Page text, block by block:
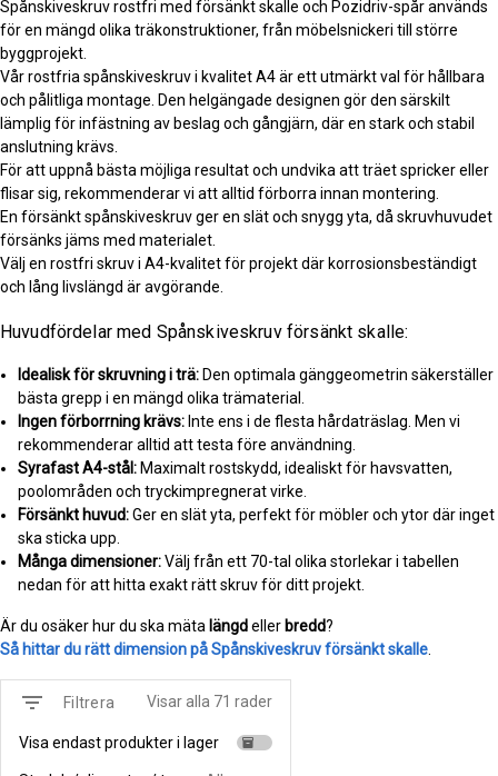
Spånskiveskruv rostfri med försänkt skalle och Pozidriv-spår används
för en mängd olika träkonstruktioner, från möbelsnickeri till större
byggprojekt.
Vår rostfria spånskiveskruv i kvalitet A4 är ett utmärkt val för hållbara
och pålitliga montage. Den helgängade designen gör den särskilt
lämplig för infästning av beslag och gångjärn, där en stark och stabil
anslutning krävs.
För att uppnå bästa möjliga resultat och undvika att träet spricker eller
flisar sig, rekommenderar vi att alltid förborra innan montering.
En försänkt spånskiveskruv ger en slät och snygg yta, då skruvhuvudet
försänks jäms med materialet.
Välj en rostfri skruv i A4-kvalitet för projekt där korrosionsbeständigt
och lång livslängd är avgörande.
Huvudfördelar med Spånskiveskruv försänkt skalle:
Idealisk för skruvning i trä: Den optimala gänggeometrin säkerställer
bästa grepp i en mängd olika trämaterial.
Ingen förborrning krävs: Inte ens i de flesta hårdaträslag. Men vi
rekommenderar alltid att testa före användning.
Syrafast A4-stål: Maximalt rostskydd, idealiskt för havsvatten,
poolområden och tryckimpregnerat virke.
Försänkt huvud:Ger en slät yta, perfekt för möbler och ytor där inget
ska sticka upp.
Många dimensioner:Välj från ett 70-tal olika storlekar i tabellen
nedan för att hitta exakt rätt skruv för ditt projekt.
Är du osäker hur du ska mäta längdeller bredd?
Så hittar du rätt dimension på Spånskiveskruv försänkt skalle
filter_list Filtrera Visar alla 71 rader
Visa endast produkter i lager inventory